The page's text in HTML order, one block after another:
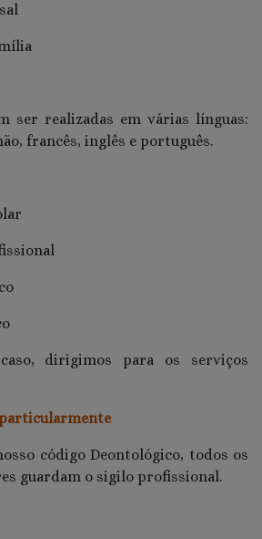
ser realizadas em várias línguas:
francês, inglês e português.
dirigimos para os serviços
código Deontológico, todos os
guardam o sigilo profissional.